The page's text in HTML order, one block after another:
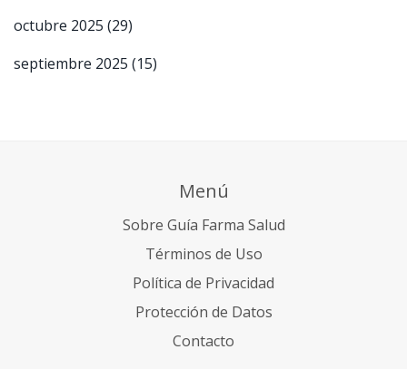
octubre 2025 (29)
septiembre 2025 (15)
Menú
Sobre Guía Farma Salud
Términos de Uso
Política de Privacidad
Protección de Datos
Contacto